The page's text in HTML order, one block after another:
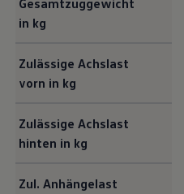
Gesamtzuggewicht
in kg
Zulässige Achslast
vorn in kg
Zulässige Achslast
hinten in kg
Zul. Anhängelast